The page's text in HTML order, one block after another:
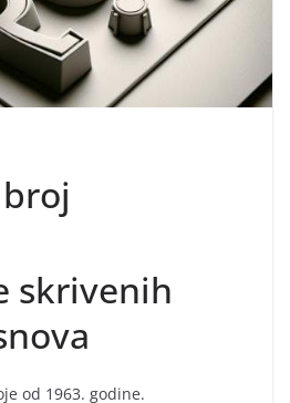
skrivenih
od 1963. godine.